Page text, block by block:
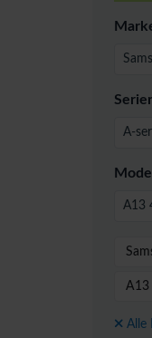
A-
Modell
A13
A13
Alle